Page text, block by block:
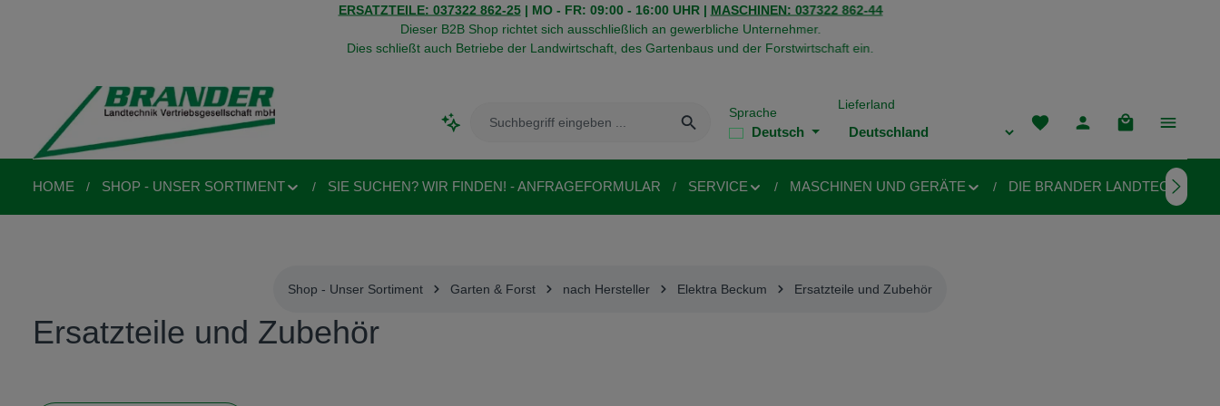
ERSATZTEILE: 037322 862-25| MO - FR: 09:00 - 16:00 UHR | MASCHINEN: 037322 862-44
Dieser B2B Shop richtet sich ausschließlich an gewerbliche Unternehmer.
Dies schließt auch Betriebe der Landwirtschaft, des Gartenbaus und der Forstwirtschaft ein.
Sprache
Deutsch
Lieferland
Du hast 0 Produkte auf dem
Warenkorb
HOME SHOP - UNSER SORTIMENT SIE SUCHEN? WIR FINDEN! - ANFRAGEFORMULAR SERVICE MASCHINEN UND GERÄTE DIE BRANDER LANDTECHNIK
Shop - Unser Sortiment Garten & Forst nach Hersteller Elektra Beckum Ersatzteile und Zubehör
Ersatzteile und Zubehör